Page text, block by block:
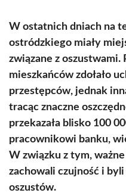
W ostatnich dniach na
ostródzkiego miały
związane z
mieszkańców zdołało
przestępców, jednak
tracąc znaczne
przekazała blisko 100
pracownikowi banku,
W związku z tym,
zachowali czujność i
oszustów.